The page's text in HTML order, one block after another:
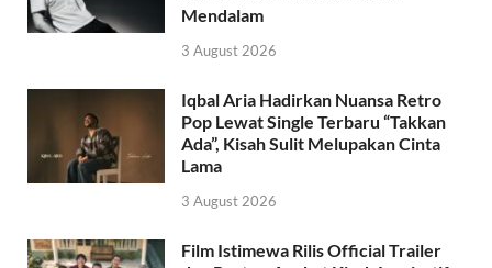
Mendalam
3 August 2026
Iqbal Aria Hadirkan Nuansa Retro
Pop Lewat Single Terbaru “Takkan
Ada”, Kisah Sulit Melupakan Cinta
Lama
3 August 2026
Film Istimewa Rilis Official Trailer